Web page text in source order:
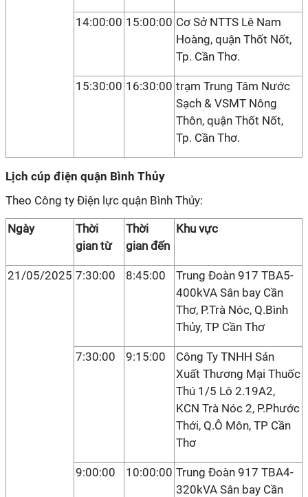
14:00:00 15:00:00 Cơ Sở NTTS Lê Nam
Hoàng, quận Thốt Nốt,
Tp. Cần Thơ.
15:30:00 16:30:00 trạm Trung Tâm Nước
Sạch & VSMT Nông
Thôn, quận Thốt Nốt,
Tp. Cần Thơ.
Lịch cúp điện quận Bình Thủy
Theo Công ty Điện lực quận Bình Thủy:
Ngày
Thời
gian từ
Thời
gian đến
Khu vực
21/05/2025 7:30:00 8:45:00
Trung Đoàn 917 TBA5-
400kVA Sân bay Cần
Thơ, P.Trà Nóc, Q.Bình
Thủy, TP Cần Thơ
7:30:00 9:15:00
Công Ty TNHH Sản
Xuất Thương Mại Thuốc
Thú 1/5 Lô 2.19A2,
KCN Trà Nóc 2, P.Phước
Thới, Q.Ô Môn, TP Cần
Thơ
9:00:00 10:00:00 Trung Đoàn 917 TBA4-
320kVA Sân bay Cần